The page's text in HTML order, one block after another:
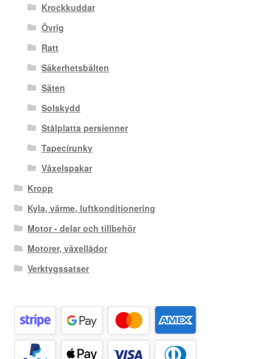
Krockkuddar
Övrig
Ratt
Säkerhetsbälten
Säten
Solskydd
Stålplatta persienner
Tapecírunky
Växelspakar
Kropp
Kyla, värme, luftkonditionering
Motor - delar och tillbehör
Motorer, växellådor
Verktygssatser